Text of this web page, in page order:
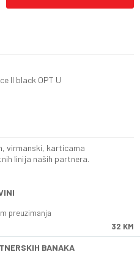
II black OPT U
virmanski, karticama
linija naših partnera.
preuzimanja
32 KM
BANAKA